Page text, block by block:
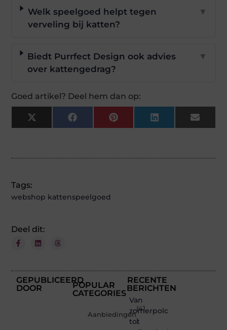
Welk speelgoed helpt tegen
verveling bij katten?
▼
Biedt Purrfect Design ook advies
over kattengedrag?
▼
Goed artikel? Deel hem dan op:
X
(Twitter)
FacebookPinterestLinkedInEmail
Tags:
webshop kattenspeelgoed
Deel dit:
GEPUBLICEERD
DOOR
POPULAR
CATEGORIES
Aanbiedingen
(41
)
RECENTE
BERICHTEN
Van
zomerpolo
tot